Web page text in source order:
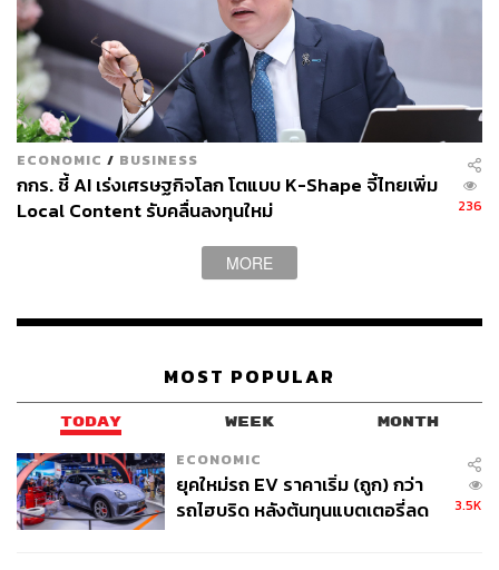
กระนั้น สำหรับบรรดาแฟนคลับ Musk ได้ส่งสัญญาณเตือน
เกี่ยวกับ AI มาหลายปีแล้ว และแม้จะเป็นฝ่ายเตือนให้ระวังถึง
อันตรายของ AI แต่เจ้าตัวก็ยังคงเป็นส่วนหนึ่งของการแข่งขัน
AI ที่ Musk ควักเงินลงทุนจำนวนมากในการพัฒนา AI เพื่อ
หวังนำมาใช้อย่างกว้างขวางในอาณาจักรธุรกิจของเขาเอง
อ้างอิง:
https://edition.cnn.com/2023/04/17/tech/google-ai-se
arch-engine-stock-drop/index.html
https://www.cnbc.com/2023/04/17/google-ceo-sunda
r-pichai-warns-society-to-brace-for-impact-of-ai-accel
https://edition.cnn.com/2023/04/17/tech/elon-musk-ai
สามารถติดตาม THE STANDARD WEALTH
ผ่านแอปพลิเคชันต่างๆ ที่คุณสะดวกหรือใช้งานอยู่แล้วได้เลย
ECONOMIC / BUSINESS
กกร. ชี้ AI เร่งเศรษฐกิจโลก โตแบบ K-Shape จี้ไทยเพิ่ม
Local Content รับคลื่นลงทุนใหม่
236
MORE
MOST POPULAR
TODAY WEEK MONTH
ECONOMIC
ยุคใหม่รถ EV ราคาเริ่ม (ถูก) กว่า
รถไฮบริด หลังต้นทุนแบตเตอรี่ลด
3.5K